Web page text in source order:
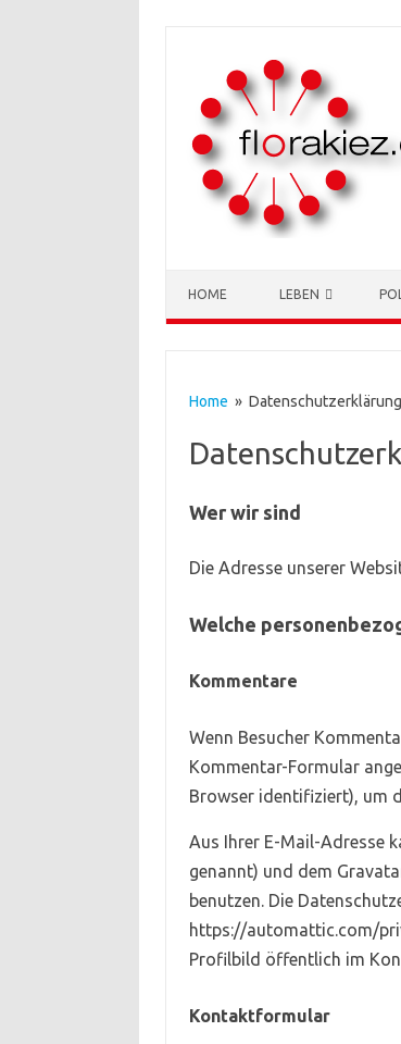
HOME LEBEN
Home » Datenschutzerklärung
Wer wir sind
Die Adresse unserer
Welche
Kommentare
Wenn Besucher
Kommentar-Formular
Browser identifiziert), um
Aus Ihrer E-Mail-Adresse
genannt) und dem
benutzen. Die
https://automattic.com/
Profilbild öffentlich im
Kontaktformular